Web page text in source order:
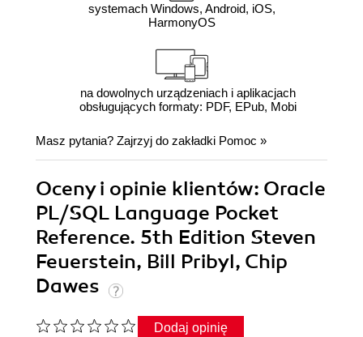
systemach Windows, Android, iOS,
HarmonyOS
na dowolnych urządzeniach i aplikacjach
obsługujących formaty: PDF, EPub, Mobi
Masz pytania? Zajrzyj do zakładki Pomoc »
Oceny i opinie klientów: Oracle
PL/SQL Language Pocket
Reference. 5th Edition Steven
Feuerstein, Bill Pribyl, Chip
Dawes
Dodaj opinię